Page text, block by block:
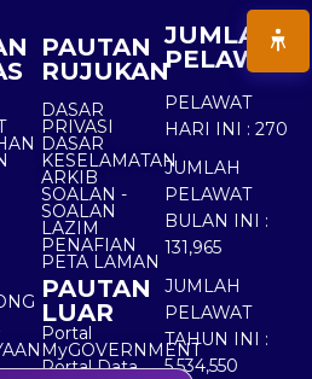
PAUTAN
RUJUKAN
DASAR
PRIVASI
DASAR
KESELAMATAN
ARKIB
SOALAN -
SOALAN
LAZIM
PENAFIAN
PETA LAMAN
PAUTAN
LUAR
Portal
MyGOVERNMENT
Portal Data
JUMLAH
PELAWAT
PELAWAT
HARI INI : 270
JUMLAH
PELAWAT
BULAN INI :
131,965
JUMLAH
PELAWAT
TAHUN INI :
5,534,550